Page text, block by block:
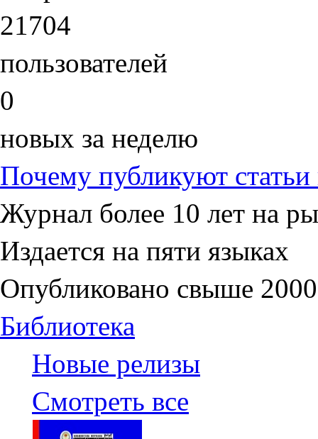
21704
пользователей
0
новых за неделю
Почему публикуют
Журнал более 10 лет на
Издается на пяти языках
Опубликовано свыше 2000
Библиотека
Новые релизы
Смотреть все